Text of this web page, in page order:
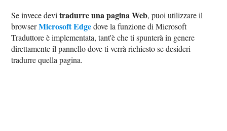
Se invece devitradurre una pagina Web, puoi utilizzare il
browserMicrosoft Edgedove la funzione di Microsoft
Traduttore è implementata, tant'è che ti spunterà in genere
direttamente il pannello dove ti verrà richiesto se desideri
tradurre quella pagina.